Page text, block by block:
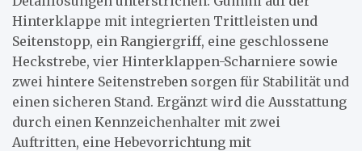
Hinterklappe mit integrierten Trittleisten und
Seitenstopp, ein Rangiergriff, eine geschlossene
Heckstrebe, vier Hinterklappen-Scharniere sowie
zwei hintere Seitenstreben sorgen für Stabilität und
einen sicheren Stand. Ergänzt wird die Ausstattung
durch einen Kennzeichenhalter mit zwei
Auftritten, eine Hebevorrichtung mit